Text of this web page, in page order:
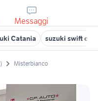
Messaggi
Catania suzuki swift
Misterbianco